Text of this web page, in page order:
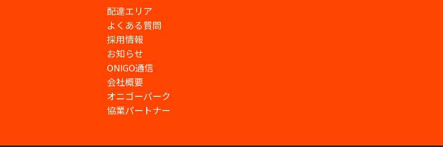
配達エリア
よくある質問
採用情報
お知らせ
ONIGO通信
会社概要
オニゴーパーク
協業パートナー